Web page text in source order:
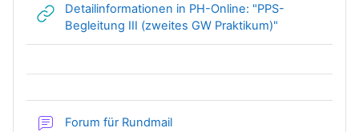
Detailinformationen in PH-Online: "PPS-
Begleitung III (zweites GW Praktikum)"
Forum für Rundmail